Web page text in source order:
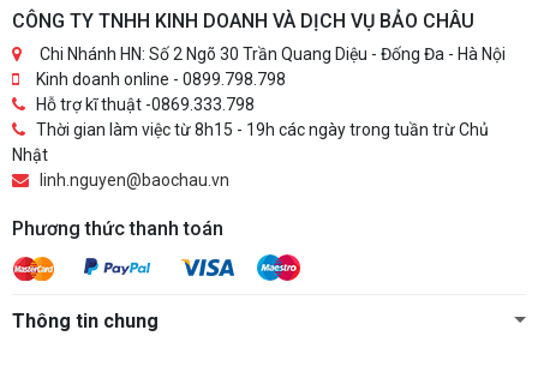
CÔNG TY TNHH KINH DOANH VÀ DỊCH VỤ BẢO CHÂU
Chi Nhánh HN: Số 2 Ngõ 30 Trần Quang Diệu - Đống Đa - Hà Nội
Kinh doanh online - 0899.798.798
Hỗ trợ kĩ thuật -0869.333.798
Thời gian làm việc từ 8h15 - 19h các ngày trong tuần trừ Chủ
Nhật
linh.nguyen@baochau.vn
Phương thức thanh toán
Thông tin chung